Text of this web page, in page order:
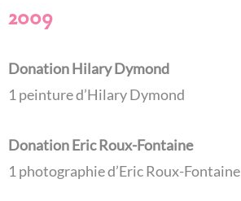
2009
Donation Hilary Dymond
1 peinture d’Hilary Dymond
Donation Eric Roux-Fontaine
1 photographie d’Eric Roux-Fontaine